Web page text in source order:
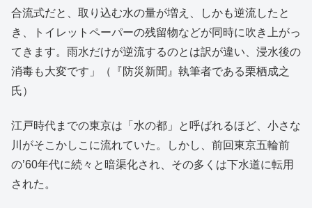
合流式だと、取り込む水の量が増え、しかも逆流したと
き、トイレットペーパーの残留物などが同時に吹き上がっ
てきます。雨水だけが逆流するのとは訳が違い、浸水後の
消毒も大変です」（『防災新聞』執筆者である栗栖成之
氏）
江戸時代までの東京は「水の都」と呼ばれるほど、小さな
川がそこかしこに流れていた。しかし、前回東京五輪前
の’60年代に続々と暗渠化され、その多くは下水道に転用
された。